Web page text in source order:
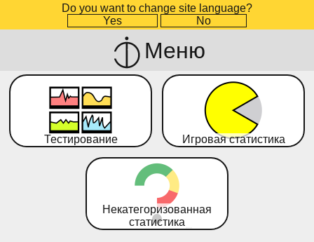
Do you want to change site language?
Yes
No
Меню
Тестирование Игровая статистика
Некатегоризованная
статистика